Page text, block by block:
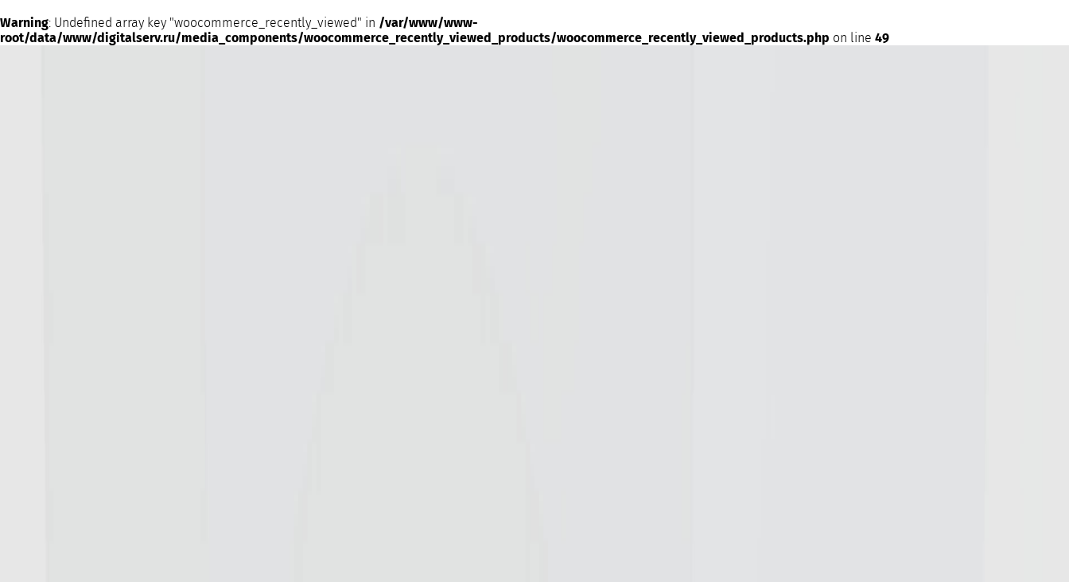
Warning: Undefined array key "woocommerce_recently_viewed" in /var/www/www-
root/data/www/digitalserv.ru/media_components/woocommerce_recently_viewed_products/woocommerce_recently_viewed_products.php on line 49